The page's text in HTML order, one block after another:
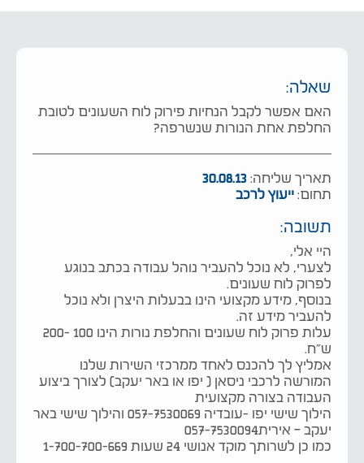
שאלה:
האם אפשר לקבל הנחיות פירוק לוח השעונים לטובת
החלפת אחת הנורות שנשרפה?
תאריך שליחה: 30.08.13
תחום:ייעוץ לרכב
תשובה:
היי אלי,
לצערי, לא נוכל להעביר נוהל עבודה בכתב בנוגע
לפרוק לוח שעונים.
בנוסף, מידע מקצועי הינו בבעלות היצרן ולא נוכל
להעביר מידע זה.
עלות פרוק לוח שעונים והחלפת נורות הינו 100 -200
ש״ח.
אמליץ לך להכנס לאחד ממרכזי השירות שלנו
המורשה לרכבי ניסאן ( יפו או באר יעקב) לצורך ביצוע
העבודה בצורה מקצועית
הילוך שישי יפו -עובדיה 057-7530069 והילוך שישי באר
יעקב – אירית057-7530094
כמו כן לשרותך מוקד אנושי 24 שעות 1-700-700-669